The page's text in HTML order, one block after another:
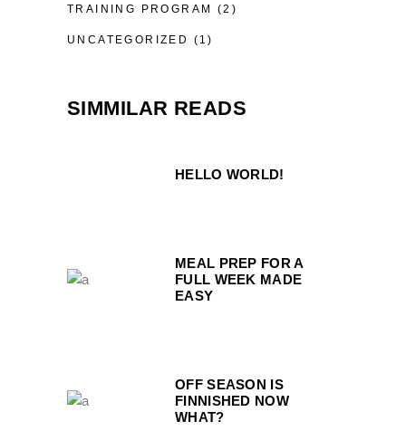
TRAINING PROGRAM (2)
UNCATEGORIZED (1)
SIMMILAR READS
HELLO WORLD!
MEAL PREP FOR A
FULL WEEK MADE
EASY
OFF SEASON IS
FINNISHED NOW
WHAT?